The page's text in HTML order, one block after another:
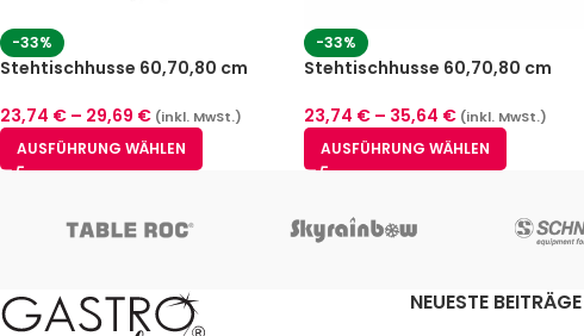
-33%
Stehtischhusse 60,70,80 cm
23,74 € – 29,69 € (inkl. MwSt.)
AUSFÜHRUNG WÄHLEN
-33%
Stehtischhusse 60,70,80 cm
23,74 € – 35,64 € (inkl. MwSt.)
AUSFÜHRUNG WÄHLEN
NEUESTE BEITRÄGE